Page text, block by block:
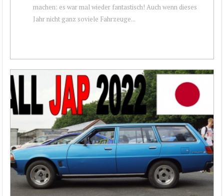
machen: es war mal wieder fantastisch! Auch wenn dieses
Jahr nicht ganz soviele Fahrzeuge...